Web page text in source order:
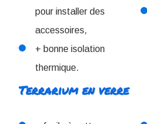
pour installer des
accessoires,
+ bonne isolation
thermique.
Terrarium en verre